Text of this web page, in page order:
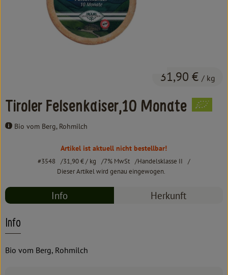
Kochen & Backen
Süß & Pikant
Einkaufen
Über uns
Tiroler Felsenkaiser,10 Monate
Bio vom Berg, Rohmilch
31,90 € / kg
Artikel ist aktuell nicht bestellbar!
#3548 31,90 €/ kg 7% MwSt
Handelsklasse II
Dieser Artikel wird genau eingewogen.
Info Herkunft
Info
Bio vom Berg, Rohmilch